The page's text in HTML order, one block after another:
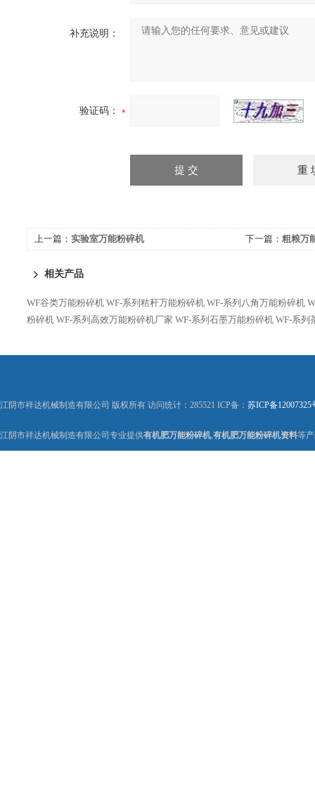
补充说明：
验证码：
上一篇： 实验室万能粉碎机 下一篇： 粗粮万
相关产品
WF谷类万能粉碎机 WF-系列秸秆万能粉碎机 WF-系列八角万能粉碎机
粉碎机 WF-系列高效万能粉碎机厂家 WF-系列石墨万能粉碎机 WF-系列
江阴市祥达机械制造有限公司 版权所有 访问统计：285521 ICP备： 苏ICP备12007325
江阴市祥达机械制造有限公司专业提供有机肥万能粉碎机,有机肥万能粉碎机资料等